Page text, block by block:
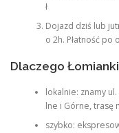
ł
Dojazd dziś lub
o 2h. Płatność
Dlaczego
lokalnie: znamy
lne i Górne, trasę
szybko: